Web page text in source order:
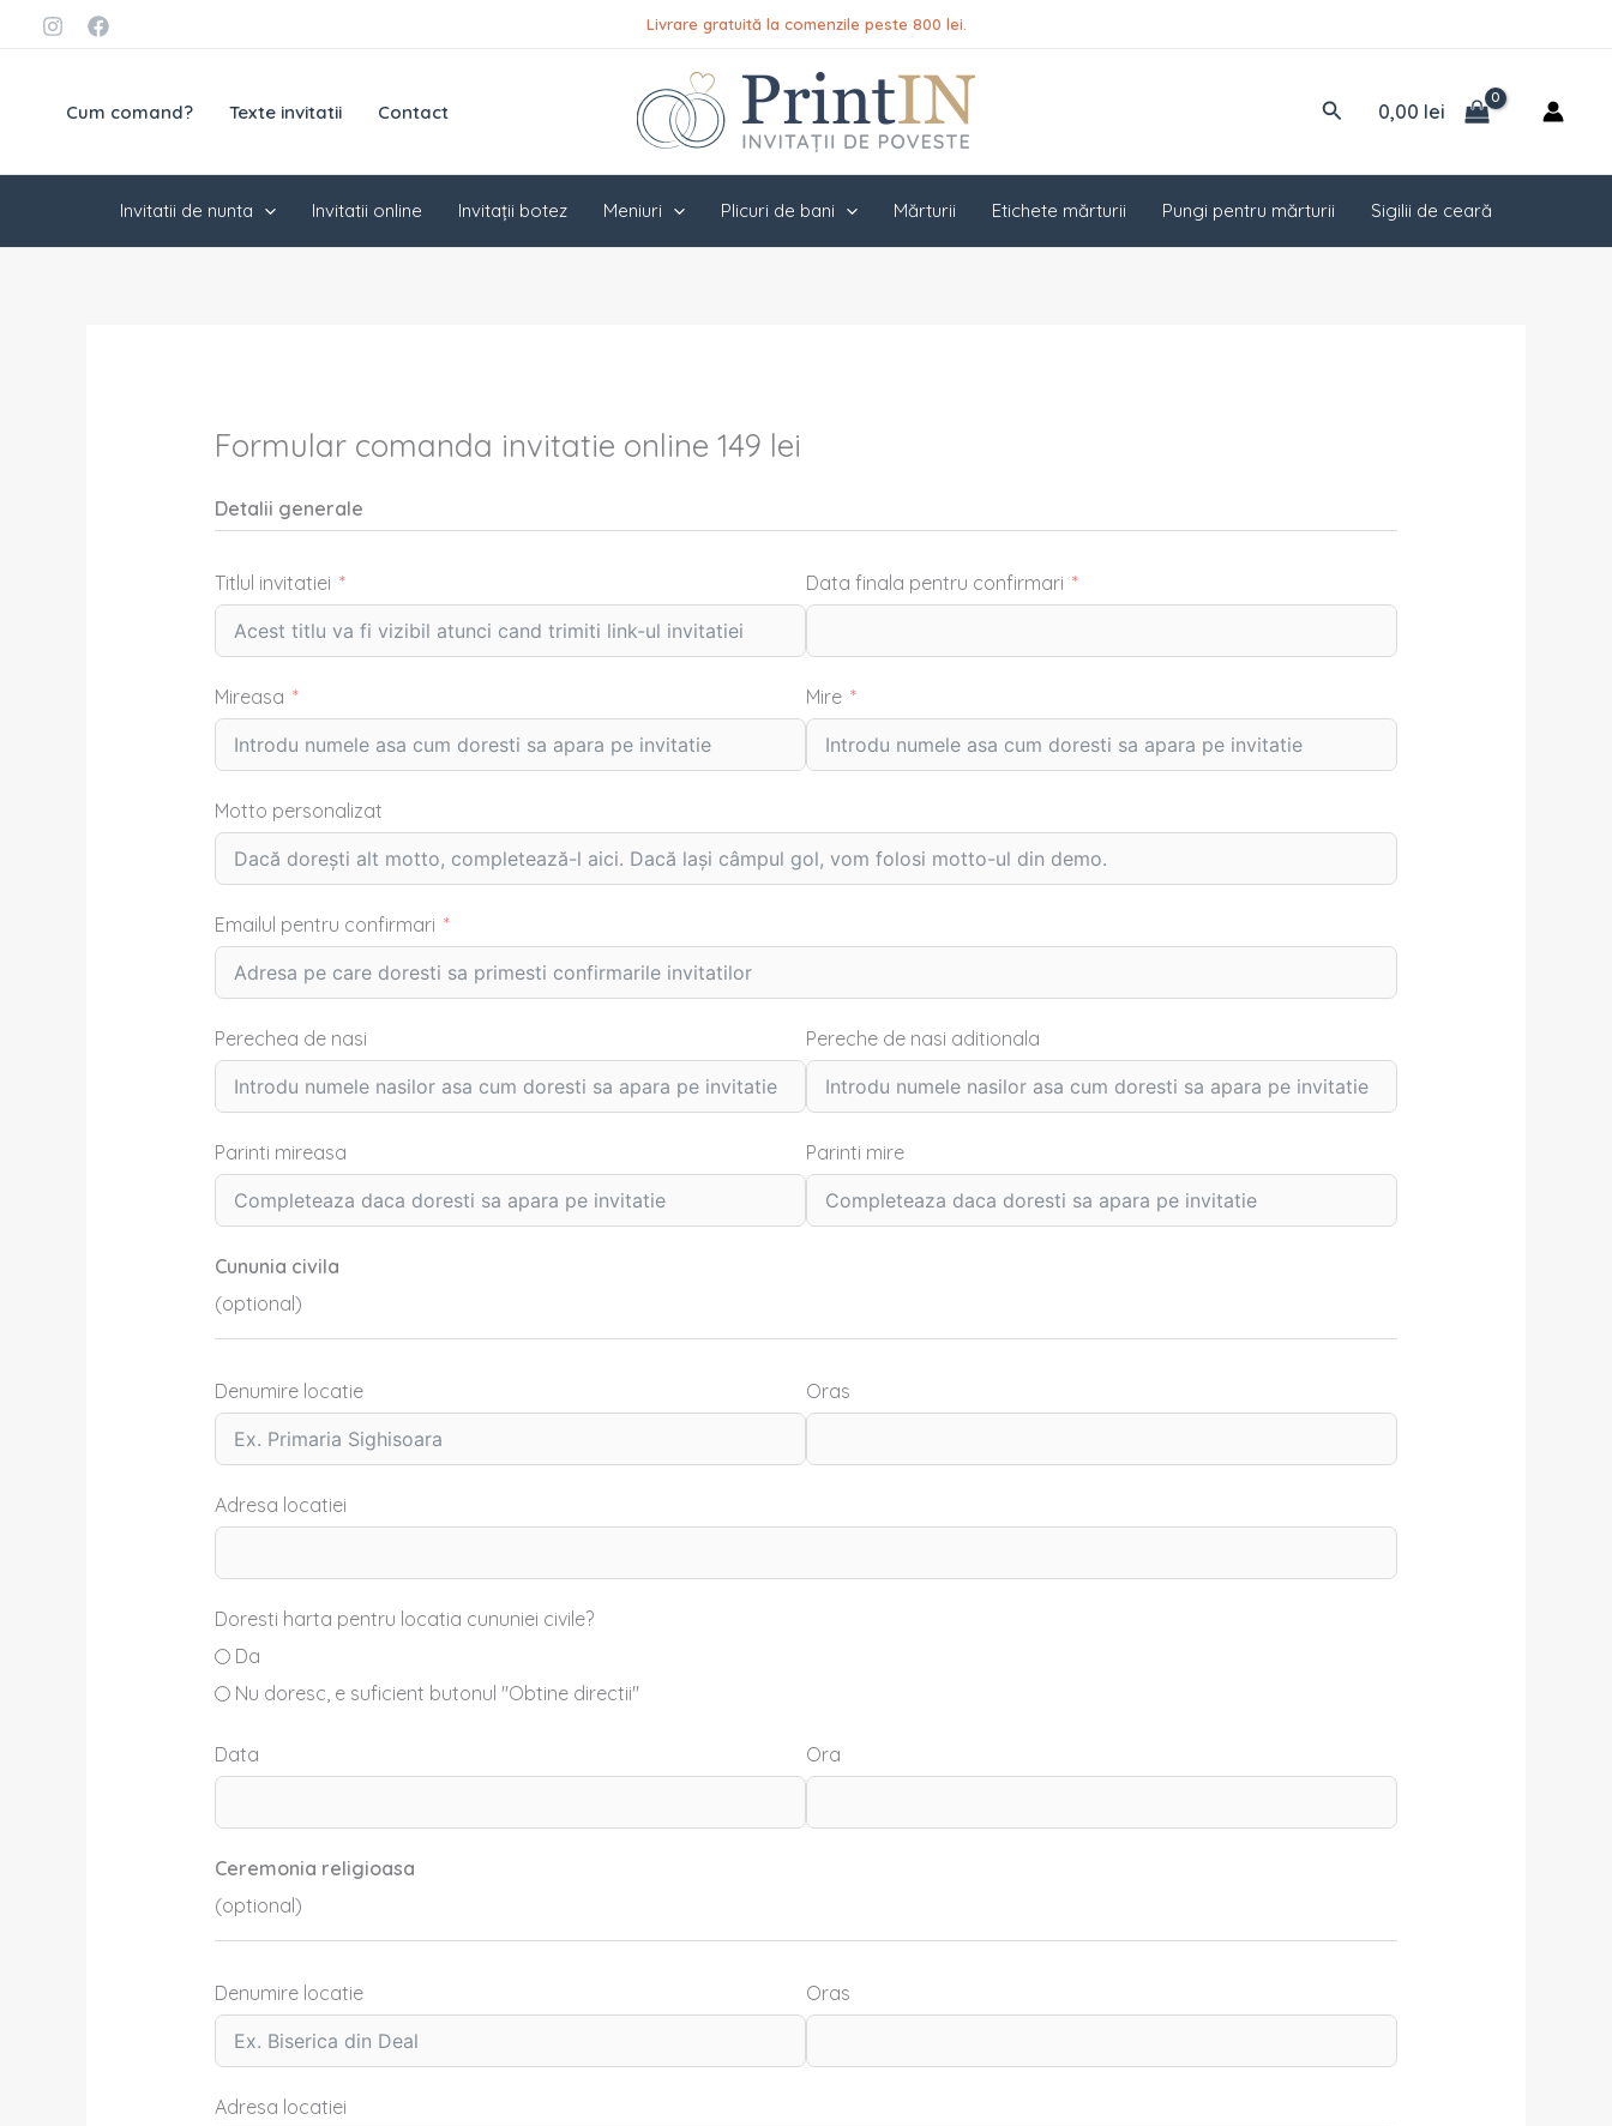
conținut Livrare gratuită la comenzile peste 800 lei.
Cum comand? Texte invitatii Contact Caută0,00 lei
Invitatii de nunta Invitatii online Invitații botez Meniuri Plicuri de bani Mărturii Etichete mărturii Pungi pentru mărturii Sigilii de ceară
Formular comanda invitatie online 149 lei
Detalii generale
Titlul invitatiei Data finala pentru confirmari
Mireasa Mire
Motto personalizat
Emailul pentru confirmari
Perechea de nasi Pereche de nasi aditionala
Parinti mireasa Parinti mire
Cununia civila
(optional)
Denumire locatie Oras
Adresa locatiei
Doresti harta pentru locatia cununiei civile?
Da
Nu doresc, e suficient butonul "Obtine directii"
Data Ora
Ceremonia religioasa
(optional)
Denumire locatie Oras
Adresa locatiei